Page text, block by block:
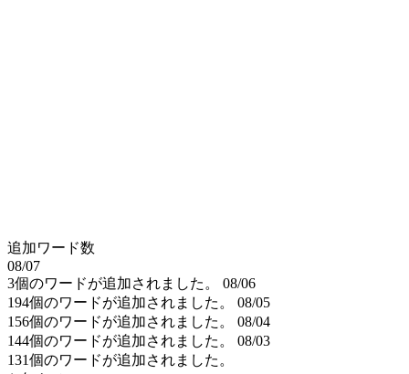
追加ワード数
08/07
3個のワードが追加されました。
08/06
194個のワードが追加されました。
08/05
156個のワードが追加されました。
08/04
144個のワードが追加されました。
08/03
131個のワードが追加されました。